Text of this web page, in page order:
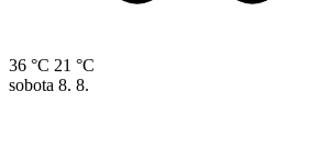
36 °C 21 °C
sobota 8. 8.